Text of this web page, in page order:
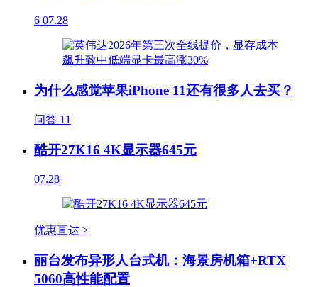
6 07.28
为什么感觉苹果iPhone 11还有很多人去买？
问答 11
酷开27K16 4K显示器645元
07.28
优惠直达 >
丽台发布异形人台式机：海景房机箱+RTX
5060高性能配置